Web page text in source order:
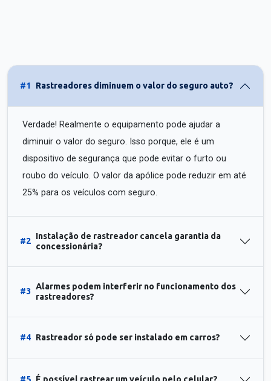
#1 Rastreadores diminuem o valor do seguro auto?
Verdade! Realmente o equipamento pode ajudar a
diminuir o valor do seguro. Isso porque, ele é um
dispositivo de segurança que pode evitar o furto ou
roubo do veículo. O valor da apólice pode reduzir em até
25% para os veículos com seguro.
#2
Instalação de rastreador cancela garantia da
concessionária?
#3
Alarmes podem interferir no funcionamento dos
rastreadores?
#4 Rastreador só pode ser instalado em carros?